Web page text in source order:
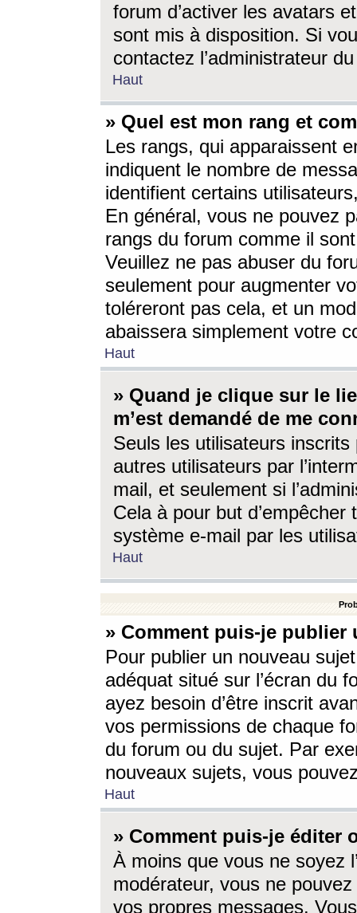
forum d’activer les avatars
sont mis à disposition. Si
contactez l’administrateur
Haut
» Quel est mon rang et
Les rangs, qui apparaissent
indiquent le nombre de
identifient certains
En général, vous ne pouvez
rangs du forum comme il
Veuillez ne pas abuser du
seulement pour augmenter
toléreront pas cela, et un
abaissera simplement votre
Haut
» Quand je clique sur le
m’est demandé de me
Seuls les utilisateurs
autres utilisateurs par
mail, et seulement si
Cela à pour but
système e-mail par les
Haut
» Comment puis-je
Pour publier un nouveau
adéquat situé sur l’écran du
ayez besoin d’être inscrit
vos permissions de chaque
du forum ou du sujet. Par
nouveaux sujets, vous
Haut
» Comment puis-je éditer
À moins que vous ne soyez
modérateur, vous ne
vos propres messages.